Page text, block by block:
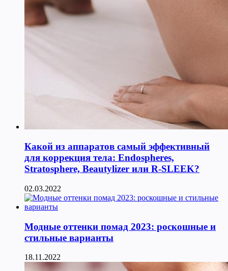
Какой из аппаратов самый эффективный
для коррекция тела: Endospheres,
Stratosphere, Beautylizer или R-SLEEK?
02.03.2022
Модные оттенки помад 2023: роскошные и
стильные варианты
18.11.2022